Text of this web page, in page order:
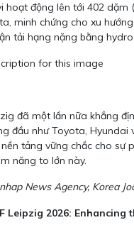
động lên tới 402 dặm
minh chứng cho xu
tải hạng nặng bằng
đã một lần nữa khẳng
đầu như Toyota, Hyundai
tảng vững chắc cho sự
năng to lớn này.
News Agency, Korea
Leipzig 2026: Enhancing